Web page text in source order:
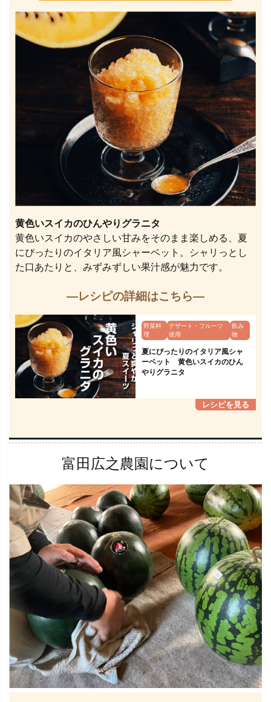
黄色いスイカのひんやりグラニタ
黄色いスイカのやさしい甘みをそのまま楽しめる、夏
にぴったりのイタリア風シャーベット。シャリっとし
た口あたりと、みずみずしい果汁感が魅力です。
—レシピの詳細はこちら—
野菜料
理
デザート・フルーツ
使用
飲み
物
夏にぴったりのイタリア風シャ
ーベット 黄色いスイカのひん
やりグラニタ
富田広之農園について